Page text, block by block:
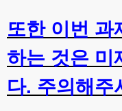
또한 이번
하는 것은 미
다. 주의해주